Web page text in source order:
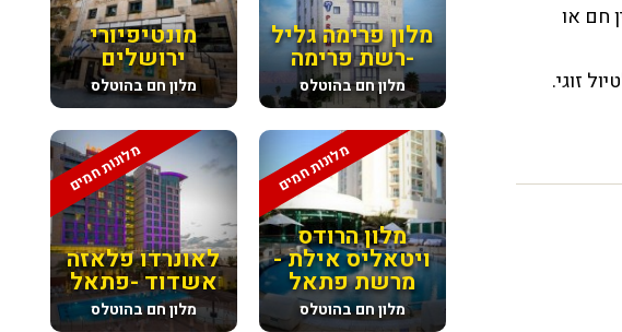
מונטיפיורי
ירושלים
מלון חם בהוטלס
מלון פרימה גליל
-רשת פרימה
מלון חם בהוטלס
מלונות חמים
לאונרדו פלאזה
אשדוד -פתאל
מלון חם בהוטלס
מלונות חמים
מלון הרודס
ויטאליס אילת -
מרשת פתאל
מלון חם בהוטלס
חם או
זוגי.